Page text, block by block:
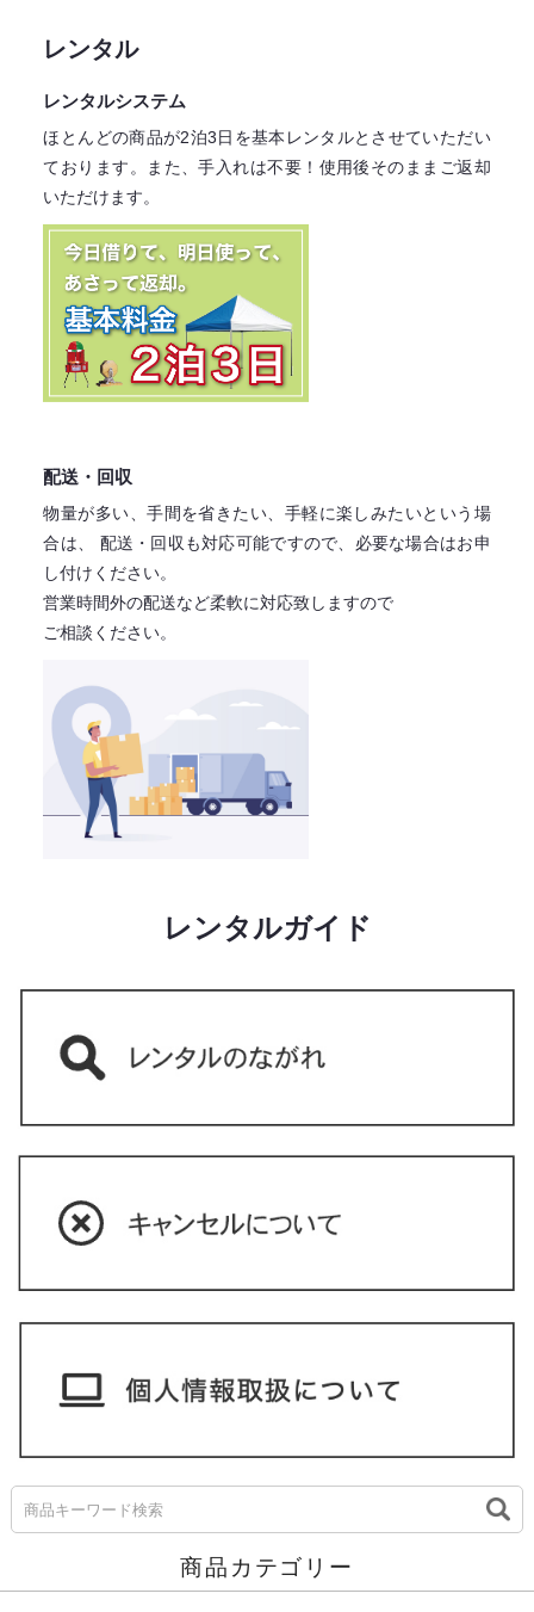
商品カテゴリー
レンタル
レンタルシステム
ほとんどの商品が2泊3日を基本レンタルとさせていただい
ております。
また、手入れは不要！ 使用後そのままご返却
いただけます。
配送・回収
物量が多い、手間を省きたい、手軽に楽しみたいという場
合は、
配送・回収も対応可能ですので、必要な場合はお申
し付けください。
営業時間外の配送など柔軟に対応致しますので
ご相談ください。
レンタルガイド